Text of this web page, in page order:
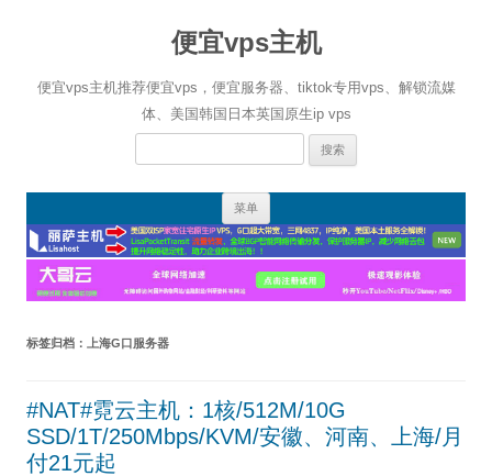
便宜vps主机
便宜vps主机推荐便宜vps，便宜服务器、tiktok专用vps、解锁流媒
体、美国韩国日本英国原生ip vps
搜
菜单
正
文
标签归档： 上海G口服务器
#NAT#霓云主机：1核/512M/10G
SSD/1T/250Mbps/KVM/安徽、河南、上海/月
付21元起